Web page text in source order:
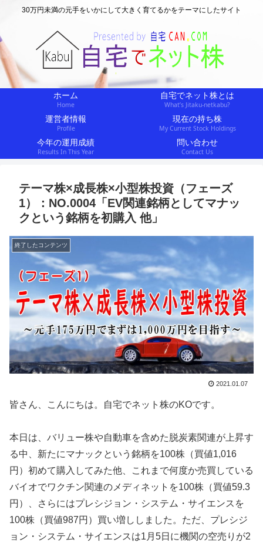
30万円未満の元手をいかにして大きく育てるかをテーマにしたサイト
ホーム
Home
自宅でネット株とは
What’s Jitaku-netkabu?
運営者情報
Profile
現在の持ち株
My Current Stock Holdings
今年の運用成績
Results In This Year
問い合わせ
Contact Us
テーマ株×成長株×小型株投資（フェーズ
1）：NO.0004「EV関連銘柄としてマナッ
クという銘柄を初購入 他」
終了したコンテンツ
2021.01.07
皆さん、こんにちは。自宅でネット株のKOです。
本日は、バリュー株や自動車を含めた脱炭素関連が上昇す
る中、新たにマナックという銘柄を100株（買値1,016
円）初めて購入してみた他、これまで何度か売買している
バイオでワクチン関連のメディネットを100株（買値59.3
円）、さらにはプレシジョン・システム・サイエンスを
100株（買値987円）買い増ししました。ただ、プレシジ
ョン・システム・サイエンスは1月5日に機関の空売りが2